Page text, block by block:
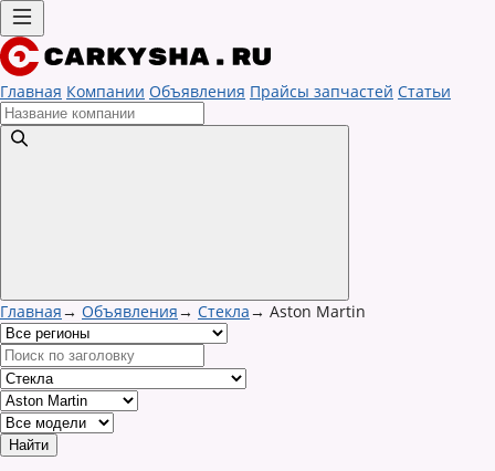
Главная Компании Объявления Прайсы запчастей Статьи
Главная→ Объявления→ Стекла→ Aston Martin